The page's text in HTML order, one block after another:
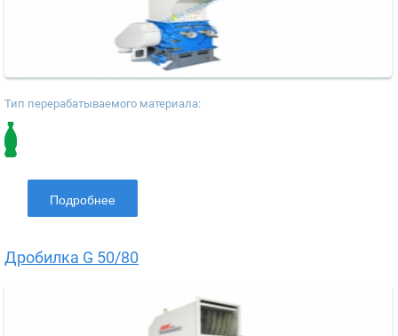
Тип перерабатываемого материала:
Подробнее
Дробилка G 50/80